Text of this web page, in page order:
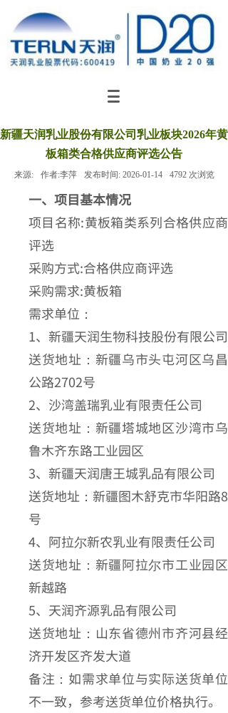
新疆天润乳业股份有限公司乳业板块2026年黄
板箱类合格供应商评选公告
来源: 作者:李萍 发布时间: 2026-01-14 4792 次浏览
一、项目基本情况
项目名称:黄板箱类系列合格供应商
评选
采购方式:合格供应商评选
采购需求:黄板箱
需求单位：
1、新疆天润生物科技股份有限公司
送货地址：新疆乌市头屯河区乌昌
公路2702号
2、沙湾盖瑞乳业有限责任公司
送货地址：新疆塔城地区沙湾市乌
鲁木齐东路工业园区
3、新疆天润唐王城乳品有限公司
送货地址：新疆图木舒克市华阳路8
号
4、阿拉尔新农乳业有限责任公司
送货地址：新疆阿拉尔市工业园区
新越路
5、天润齐源乳品有限公司
送货地址：山东省德州市齐河县经
济开发区齐发大道
备注：如需求单位与实际送货单位
不一致，参考送货单位价格执行。